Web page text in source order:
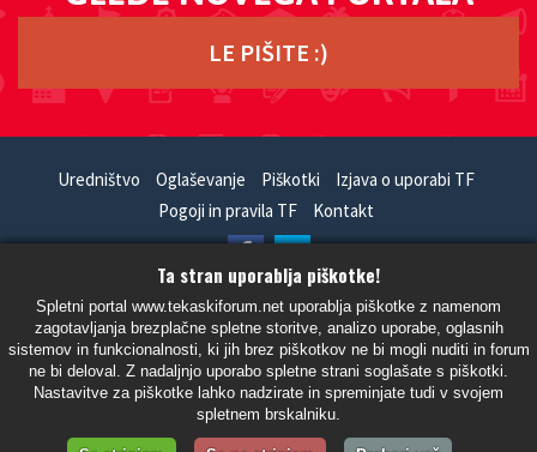
LE PIŠITE :)
Uredništvo Oglaševanje Piškotki
Izjava o uporabi TF
Pogoji in pravila TF
Kontakt
HandCrafted With - Powered By
- Vsi časi so UTC+02:00 Evropa/Ljubljana -
Ta stran uporablja piškotke!
Spletni portal www.tekaskiforum.net uporablja piškotke z namenom
zagotavljanja brezplačne spletne storitve, analizo uporabe, oglasnih
sistemov in funkcionalnosti, ki jih brez piškotkov ne bi mogli nuditi in forum
ne bi deloval. Z nadaljnjo uporabo spletne strani soglašate s piškotki.
Nastavitve za piškotke lahko nadzirate in spreminjate tudi v svojem
spletnem brskalniku.